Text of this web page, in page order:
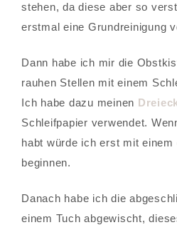
stehen, da diese aber so
erstmal eine Grundreinigung
Dann habe ich mir die
rauhen Stellen mit einem
Ich habe dazu meinen
Schleifpapier verwendet.
habt würde ich erst mit
beginnen.
Danach habe ich die
einem Tuch abgewischt,